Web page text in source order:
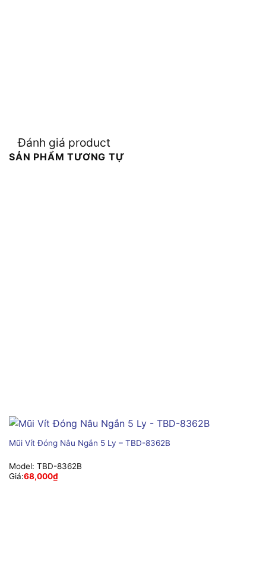
Đánh giá product
SẢN PHẨM TƯƠNG TỰ
Mũi Vít Đóng Nâu Ngắn 5 Ly – TBD-8362B
Model: TBD-8362B
Giá:68,000₫